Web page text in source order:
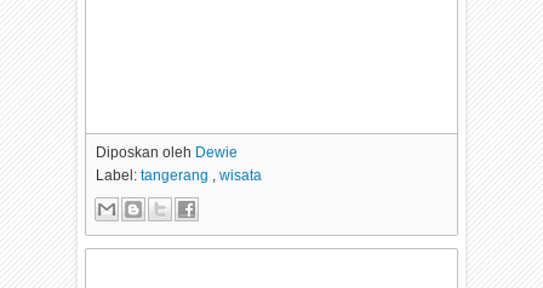
Diposkan oleh Dewie
Label:tangerang ,wisata